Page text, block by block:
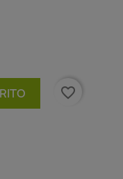
favorite_border